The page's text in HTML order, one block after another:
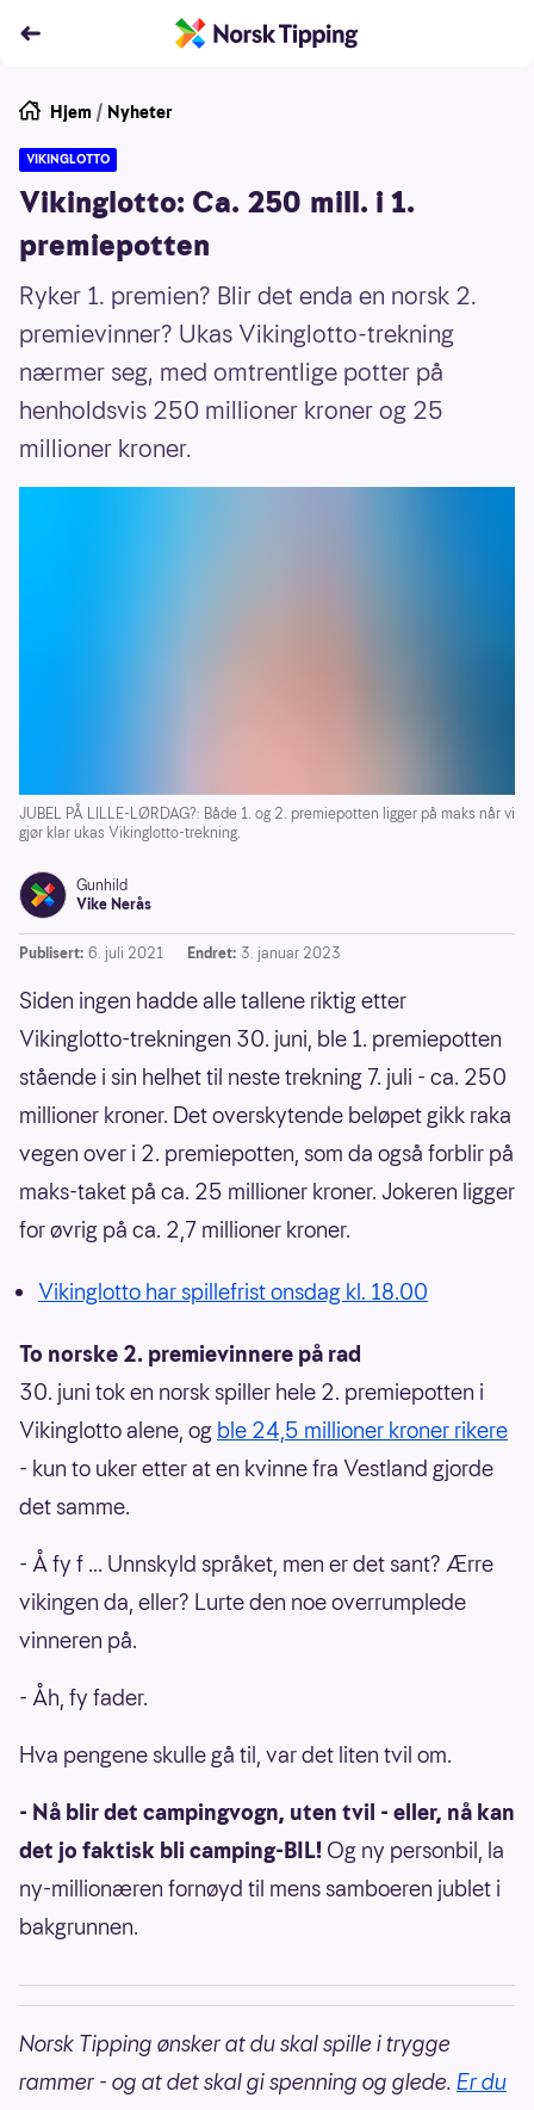
Hjem / Nyheter
VIKINGLOTTO
Vikinglotto: Ca. 250 mill. i 1.
premiepotten
Ryker 1. premien? Blir det enda en norsk 2.
premievinner? Ukas Vikinglotto-trekning
nærmer seg, med omtrentlige potter på
henholdsvis 250 millioner kroner og 25
millioner kroner.
JUBEL PÅ LILLE-LØRDAG?: Både 1. og 2. premiepotten ligger på maks når vi
gjør klar ukas Vikinglotto-trekning.
Gunhild
Vike Nerås
Publisert: 6. juli 2021 Endret: 3. januar 2023
Siden ingen hadde alle tallene riktig etter
Vikinglotto-trekningen 30. juni, ble 1. premiepotten
stående i sin helhet til neste trekning 7. juli - ca. 250
millioner kroner. Det overskytende beløpet gikk raka
vegen over i 2. premiepotten, som da også forblir på
maks-taket på ca. 25 millioner kroner. Jokeren ligger
for øvrig på ca. 2,7 millioner kroner.
Vikinglotto har spillefrist onsdag kl. 18.00
To norske 2. premievinnere på rad
30. juni tok en norsk spiller hele 2. premiepotten i
Vikinglotto alene, og ble 24,5 millioner kroner rikere
- kun to uker etter at en kvinne fra Vestland gjorde
det samme.
- Å fy f ... Unnskyld språket, men er det sant? Ærre
vikingen da, eller? Lurte den noe overrumplede
vinneren på.
- Åh, fy fader.
Hva pengene skulle gå til, var det liten tvil om.
- Nå blir det campingvogn, uten tvil - eller, nå kan
det jo faktisk bli camping-BIL! Og ny personbil, la
ny-millionæren fornøyd til mens samboeren jublet i
bakgrunnen.
Norsk Tipping ønsker at du skal spille i trygge
rammer - og at det skal gi spenning og glede. Er du